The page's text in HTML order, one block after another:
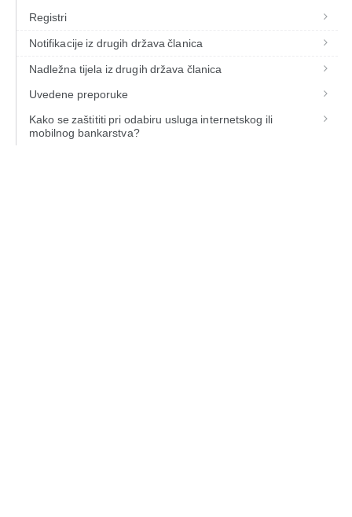
Registri
Notifikacije iz drugih država članica
Nadležna tijela iz drugih država članica
Uvedene preporuke
Kako se zaštititi pri odabiru usluga internetskog ili
mobilnog bankarstva?